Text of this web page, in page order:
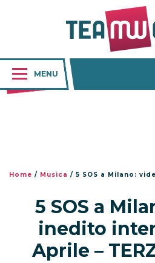
MENU
Home / Musica / 5 SOS a Milano: video
5 SOS a
inedito
Aprile –